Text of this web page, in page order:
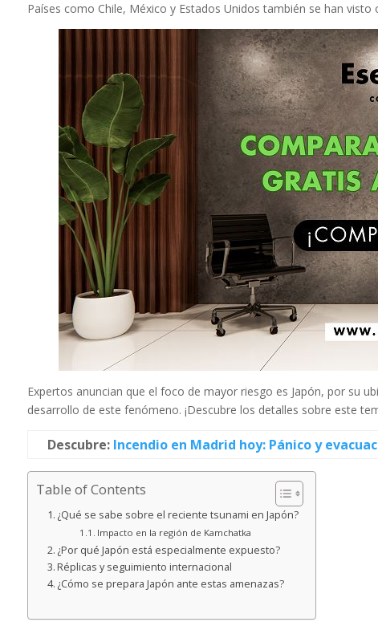
Países como Chile, México y Estados Unidos también se han
Expertos anuncian que el foco de mayor riesgo es Japón, por su
desarrollo de este fenómeno. ¡Descubre los detalles sobre este
Descubre: Incendio en Madrid hoy: Pánico y
Table of Contents
¿Qué se sabe sobre el reciente tsunami en Japón?
Impacto en la región de Kamchatka
¿Por qué Japón está especialmente expuesto?
Réplicas y seguimiento internacional
¿Cómo se prepara Japón ante estas amenazas?